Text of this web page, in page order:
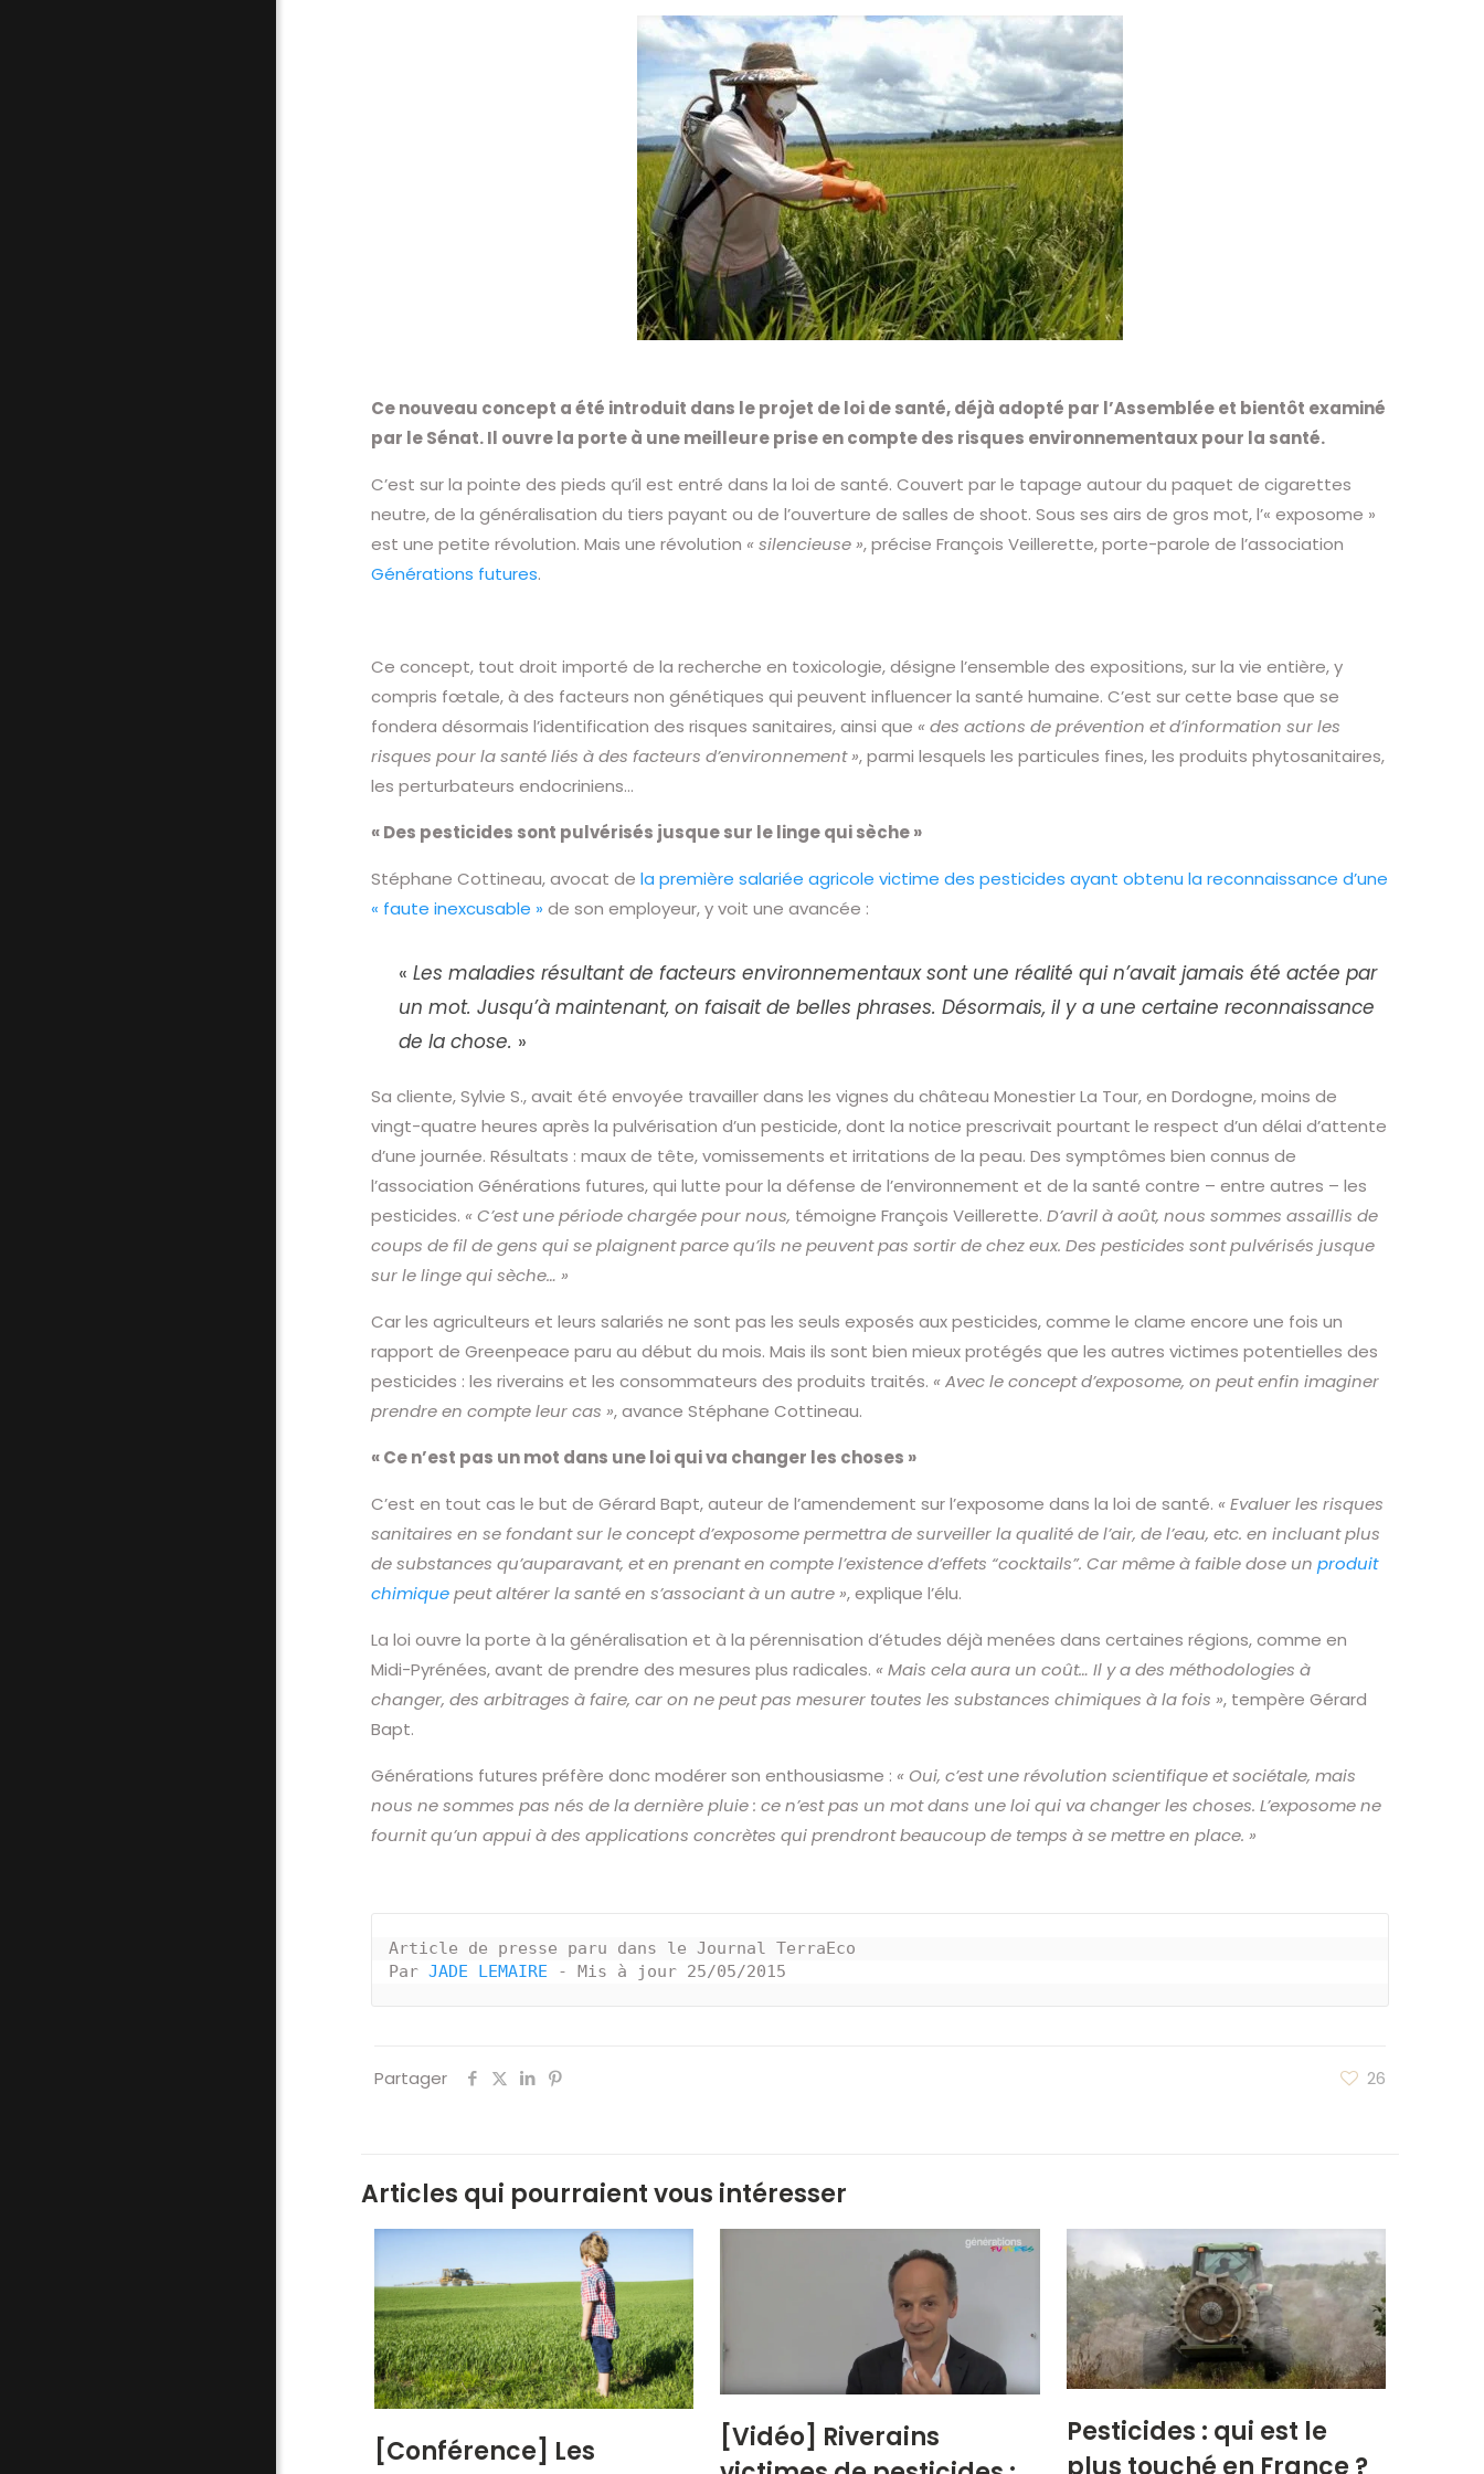
Ce nouveau concept a été introduit dans le projet de loi de santé, déjà adopté par l’Assemblée et bientôt examiné
par le Sénat. Il ouvre la porte à une meilleure prise en compte des risques environnementaux pour la santé.
C’est sur la pointe des pieds qu’il est entré dans la loi de santé. Couvert par le tapage autour du paquet de cigarettes
neutre, de la généralisation du tiers payant ou de l’ouverture de salles de shoot. Sous ses airs de gros mot, l’« exposome »
est une petite révolution. Mais une révolution « silencieuse », précise François Veillerette, porte-parole de l’association
Générations futures.
Ce concept, tout droit importé de la recherche en toxicologie, désigne l’ensemble des expositions, sur la vie entière, y
compris fœtale, à des facteurs non génétiques qui peuvent influencer la santé humaine. C’est sur cette base que se
fondera désormais l’identification des risques sanitaires, ainsi que « des actions de prévention et d’information sur les
risques pour la santé liés à des facteurs d’environnement », parmi lesquels les particules fines, les produits phytosanitaires,
les perturbateurs endocriniens…
« Des pesticides sont pulvérisés jusque sur le linge qui sèche »
Stéphane Cottineau, avocat dela première salariée agricole victime des pesticides ayant obtenu la reconnaissance d’une
« faute inexcusable » de son employeur, y voit une avancée :
«Les maladies résultant de facteurs environnementaux sont une réalité qui n’avait jamais été actée par
un mot. Jusqu’à maintenant, on faisait de belles phrases. Désormais, il y a une certaine reconnaissance
de la chose. »
Sa cliente, Sylvie S., avait été envoyée travailler dans les vignes du château Monestier La Tour, en Dordogne, moins de
vingt-quatre heures après la pulvérisation d’un pesticide, dont la notice prescrivait pourtant le respect d’un délai d’attente
d’une journée. Résultats : maux de tête, vomissements et irritations de la peau. Des symptômes bien connus de
l’association Générations futures, qui lutte pour la défense de l’environnement et de la santé contre – entre autres – les
pesticides. « C’est une période chargée pour nous, témoigne François Veillerette.D’avril à août, nous sommes assaillis de
coups de fil de gens qui se plaignent parce qu’ils ne peuvent pas sortir de chez eux. Des pesticides sont pulvérisés jusque
sur le linge qui sèche… »
Car les agriculteurs et leurs salariés ne sont pas les seuls exposés aux pesticides, comme le clame encore une fois un
rapport de Greenpeace paru au début du mois. Mais ils sont bien mieux protégés que les autres victimes potentielles des
pesticides : les riverains et les consommateurs des produits traités. « Avec le concept d’exposome, on peut enfin imaginer
prendre en compte leur cas », avance Stéphane Cottineau.
« Ce n’est pas un mot dans une loi qui va changer les choses »
C’est en tout cas le but de Gérard Bapt, auteur de l’amendement sur l’exposome dans la loi de santé. « Evaluer les risques
sanitaires en se fondant sur le concept d’exposome permettra de surveiller la qualité de l’air, de l’eau, etc. en incluant plus
de substances qu’auparavant, et en prenant en compte l’existence d’effets “cocktails”. Car même à faible dose unproduit
chimiquepeut altérer la santé en s’associant à un autre », explique l’élu.
La loi ouvre la porte à la généralisation et à la pérennisation d’études déjà menées dans certaines régions, comme en
Midi-Pyrénées, avant de prendre des mesures plus radicales. « Mais cela aura un coût… Il y a des méthodologies à
changer, des arbitrages à faire, car on ne peut pas mesurer toutes les substances chimiques à la fois », tempère Gérard
Bapt.
Générations futures préfère donc modérer son enthousiasme : « Oui, c’est une révolution scientifique et sociétale, mais
nous ne sommes pas nés de la dernière pluie : ce n’est pas un mot dans une loi qui va changer les choses. L’exposome ne
fournit qu’un appui à des applications concrètes qui prendront beaucoup de temps à se mettre en place. »
Article de presse paru dans le Journal TerraEco
Par JADE LEMAIRE - Mis à jour 25/05/2015
Partager 26
Articles qui pourraient vous intéresser
[Conférence] Les
[Vidéo] Riverains
Pesticides : qui est le
plus touché en France ?